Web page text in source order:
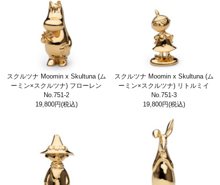
スクルツナ Moomin x Skultuna (ム
ーミン×スクルツナ) フローレン
No.751-2
19,800円(税込)
スクルツナ Moomin x Skultuna (ム
ーミン×スクルツナ) リトルミイ
No.751-3
19,800円(税込)